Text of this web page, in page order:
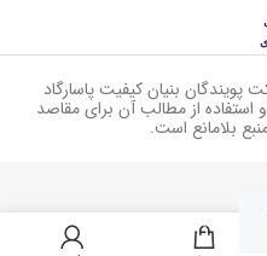
بنیان کیفیت پاسارگاد
و استفاده از مطالب آن برای مقاصد
بلامانع است.
0